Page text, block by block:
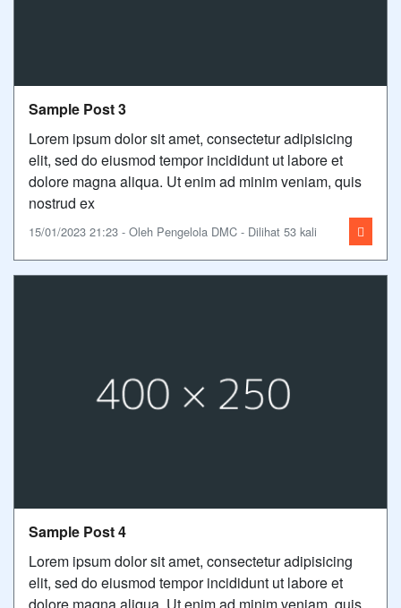
Sample Post 3
Lorem ipsum dolor sit amet, consectetur adipisicing
elit, sed do eiusmod tempor incididunt ut labore et
dolore magna aliqua. Ut enim ad minim veniam, quis
nostrud ex
15/01/2023 21:23 - Oleh Pengelola DMC - Dilihat 53 kali
Sample Post 4
Lorem ipsum dolor sit amet, consectetur adipisicing
elit, sed do eiusmod tempor incididunt ut labore et